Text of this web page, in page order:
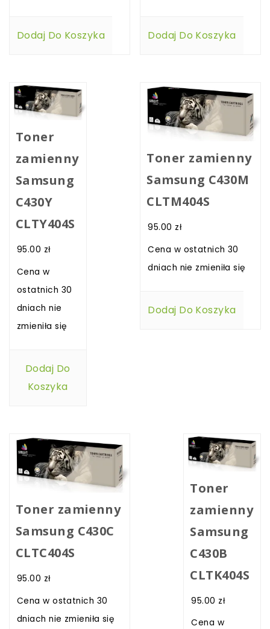
Dodaj Do Koszyka Dodaj Do Koszyka
Toner
zamienny
Samsung
C430Y
CLTY404S
95.00 zł
Cena w
ostatnich 30
dniach nie
zmieniła się
Dodaj Do
Koszyka
Toner zamienny
Samsung C430M
CLTM404S
95.00 zł
Cena w ostatnich 30
dniach nie zmieniła się
Dodaj Do Koszyka
Toner zamienny
Samsung C430C
CLTC404S
95.00 zł
Cena w ostatnich 30
dniach nie zmieniła się
Toner
zamienny
Samsung
C430B
CLTK404S
95.00 zł
Cena w